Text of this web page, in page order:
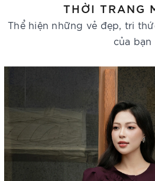
THỜI TRANG
Thể hiện những vẻ đẹp, tri
của bạn